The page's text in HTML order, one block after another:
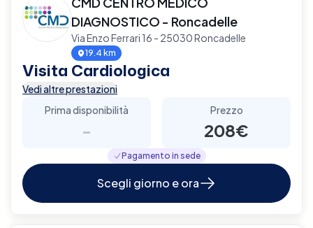
DIAGNOSTICO - Roncadelle
Via Enzo Ferrari 16 - 25030 Roncadelle
19.4 km
Visita Cardiologica
Vedi altre prestazioni
Prima disponibilità
-
Prezzo
208€
Pagamento in sede
Scegli giorno e ora